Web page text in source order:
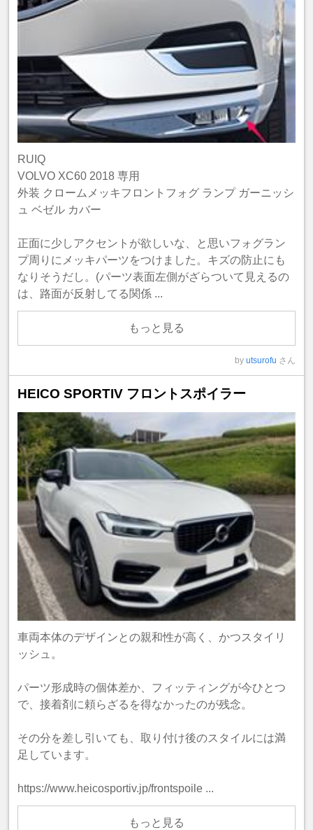
RUIQ
VOLVO XC60 2018 専用
外装 クロームメッキフロントフォグ ランプ ガーニッシ
ュ ベゼル カバー
正面に少しアクセントが欲しいな、と思いフォグラン
プ周りにメッキパーツをつけました。キズの防止にも
なりそうだし。(パーツ表面左側がざらついて見えるの
は、路面が反射してる関係 ...
もっと見る
by utsurofu さん
HEICO SPORTIV フロントスポイラー
車両本体のデザインとの親和性が高く、かつスタイリ
ッシュ。
パーツ形成時の個体差か、フィッティングが今ひとつ
で、接着剤に頼らざるを得なかったのが残念。
その分を差し引いても、取り付け後のスタイルには満
足しています。
https://www.heicosportiv.jp/frontspoile ...
もっと見る